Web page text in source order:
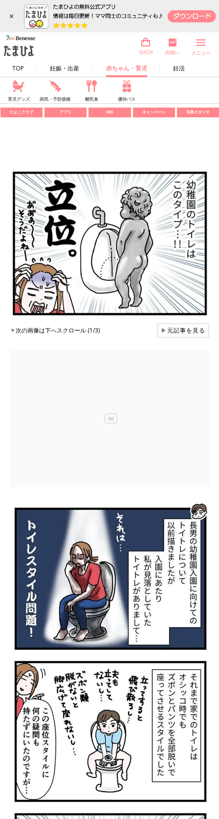
×
TOP 妊娠・出産 赤ちゃん・育児 妊活
SHOP 内祝い メニュー
育児グッズ 病気・予防接種 離乳食 優待パス
ひよこクラブ アプリ SNS キャンペーン 写真スタジオ
▼次の画像は下へスクロール (1/3) ▶元記事を見る